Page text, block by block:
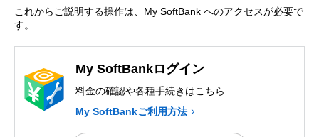
これからご説明する操作は、My SoftBank へのアクセスが必要で
す。
My SoftBankログイン
料金の確認や各種手続きはこちら
My SoftBankご利用方法